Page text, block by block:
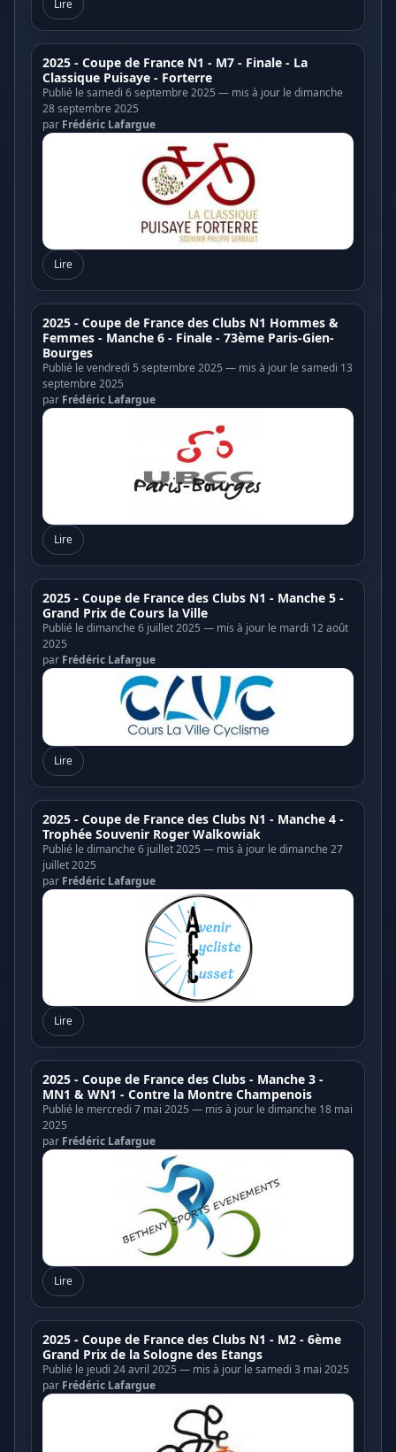
Lire
2025 - Coupe de France N1 - M7 - Finale - La
Classique Puisaye - Forterre
Publié le samedi 6 septembre 2025 — mis à jour le dimanche
28 septembre 2025
par Frédéric Lafargue
Lire
2025 - Coupe de France des Clubs N1 Hommes &
Femmes - Manche 6 - Finale - 73ème Paris-Gien-
Bourges
Publié le vendredi 5 septembre 2025 — mis à jour le samedi 13
septembre 2025
par Frédéric Lafargue
Lire
2025 - Coupe de France des Clubs N1 - Manche 5 -
Grand Prix de Cours la Ville
Publié le dimanche 6 juillet 2025 — mis à jour le mardi 12 août
2025
par Frédéric Lafargue
Lire
2025 - Coupe de France des Clubs N1 - Manche 4 -
Trophée Souvenir Roger Walkowiak
Publié le dimanche 6 juillet 2025 — mis à jour le dimanche 27
juillet 2025
par Frédéric Lafargue
Lire
2025 - Coupe de France des Clubs - Manche 3 -
MN1 & WN1 - Contre la Montre Champenois
Publié le mercredi 7 mai 2025 — mis à jour le dimanche 18 mai
2025
par Frédéric Lafargue
Lire
2025 - Coupe de France des Clubs N1 - M2 - 6ème
Grand Prix de la Sologne des Etangs
Publié le jeudi 24 avril 2025 — mis à jour le samedi 3 mai 2025
par Frédéric Lafargue